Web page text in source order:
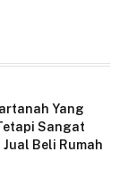
Yang
Sangat
Beli Rumah